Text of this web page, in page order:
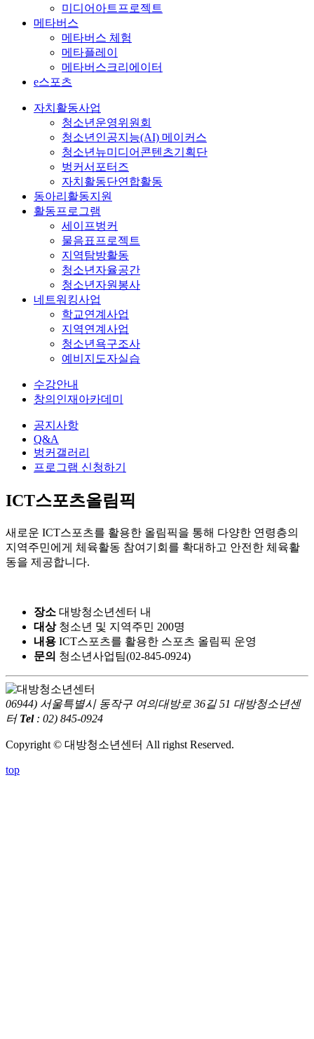
미디어아트프로젝트
메타버스
메타버스 체험
메타플레이
메타버스크리에이터
e스포츠
자치활동사업
청소년운영위원회
청소년인공지능(AI) 메이커스
청소년뉴미디어콘텐츠기획단
벙커서포터즈
자치활동단연합활동
동아리활동지원
활동프로그램
세이프벙커
물음표프로젝트
지역탐방활동
청소년자율공간
청소년자원봉사
네트워킹사업
학교연계사업
지역연계사업
청소년욕구조사
예비지도자실습
수강안내
창의인재아카데미
공지사항
Q&A
벙커갤러리
프로그램 신청하기
ICT스포츠올림픽
새로운 ICT스포츠를 활용한 올림픽을 통해 다양한 연령층의
지역주민에게 체육활동 참여기회를 확대하고 안전한 체육활
동을 제공합니다.
장소 대방청소년센터 내
대상 청소년 및 지역주민 200명
내용 ICT스포츠를 활용한 스포츠 올림픽 운영
문의 청소년사업팀(02-845-0924)
06944) 서울특별시 동작구 여의대방로 36길 51 대방청소년센
터 Tel : 02) 845-0924
Copyright © 대방청소년센터 All righst Reserved.
top